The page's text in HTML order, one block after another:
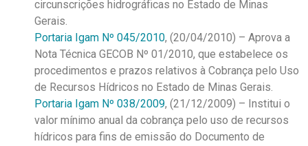
circunscrições hidrográficas no Estado de Minas
Gerais.
Portaria Igam Nº 045/2010, (20/04/2010) – Aprova a
Nota Técnica GECOB Nº 01/2010, que estabelece os
procedimentos e prazos relativos à Cobrança pelo Uso
de Recursos Hídricos no Estado de Minas Gerais.
Portaria Igam Nº 038/2009, (21/12/2009) – Institui o
valor mínimo anual da cobrança pelo uso de recursos
hídricos para fins de emissão do Documento de